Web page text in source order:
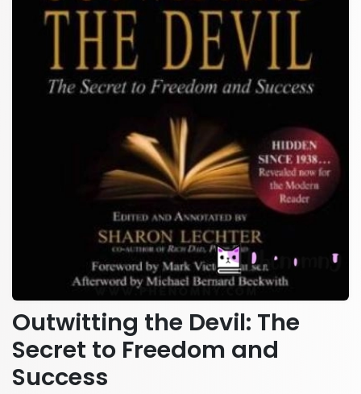
Outwitting the Devil: The
Secret to Freedom and
Success